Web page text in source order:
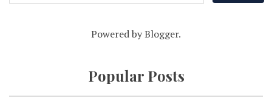
Powered byBlogger.
Popular Posts